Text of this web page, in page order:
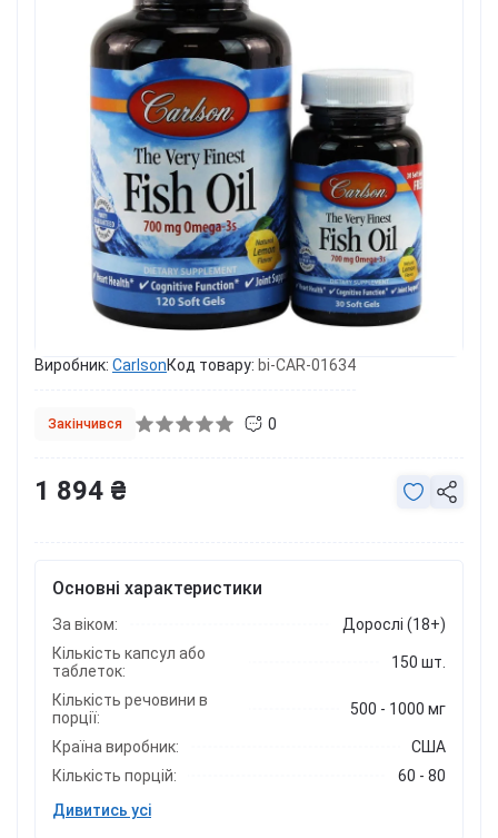
Виробник: CarlsonКод товару: bi-CAR-01634
Закінчився 0
Основні характеристики
За віком:
Дорослі (18+)
Кількість капсул або
таблеток:
150 шт.
Кількість речовини в
порції:
500 - 1000 мг
Країна виробник:
США
Кількість порцій:
60 - 80
Дивитись усі
1 894 ₴